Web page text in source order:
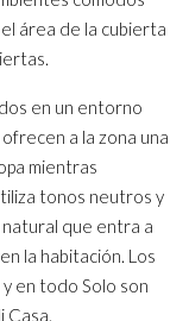
área de la cubierta
en un entorno
a la zona una
mientras
tonos neutros y
natural que entra a
la habitación. Los
en todo Solo son
Casa.